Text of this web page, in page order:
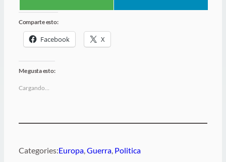
Comparte esto:
Facebook X
Me gusta esto:
Cargando…
Categories:Europa, Guerra, Politica